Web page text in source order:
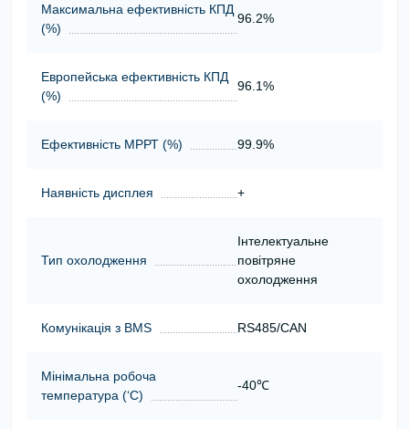
Максимальна ефективність КПД
(%)
96.2%
Европейська ефективність КПД
(%)
96.1%
Ефективність МРРТ (%) 99.9%
Наявність дисплея +
Тип охолодження
Інтелектуальне
повітряне
охолодження
Комунікація з BMS RS485/CAN
Мінімальна робоча
температура (‘С)
-40℃